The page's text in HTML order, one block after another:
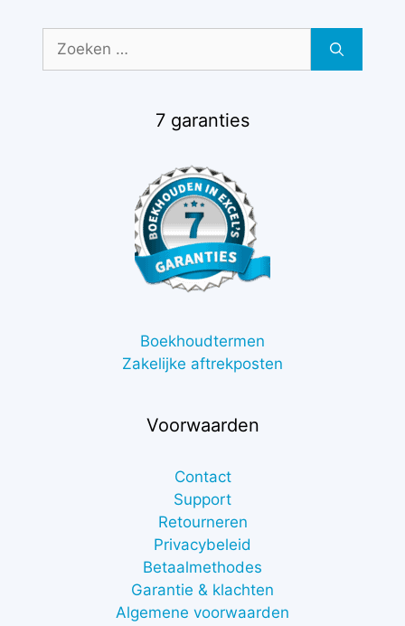
Zoek
7 garanties
Boekhoudtermen
Zakelijke aftrekposten
Voorwaarden
Contact
Support
Retourneren
Privacybeleid
Betaalmethodes
Garantie & klachten
Algemene voorwaarden